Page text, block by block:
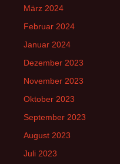
März 2024
Februar 2024
Januar 2024
Dezember 2023
November 2023
Oktober 2023
September 2023
August 2023
Juli 2023